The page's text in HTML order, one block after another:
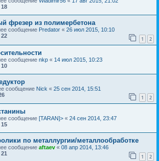
18
фрезер из полимербетона
сообщение Predator « 26 июл 2015, 10:10
22 1 2
сообщение nkp « 14 июл 2015, 10:23
10
сообщение Nick « 25 сен 2014, 15:51
1 2
сообщение [TARAN]> « 24 сен 2014, 23:47
15
по металлургии/металлообработке
сообщение aftaev « 08 апр 2014, 13:46
21 1 2